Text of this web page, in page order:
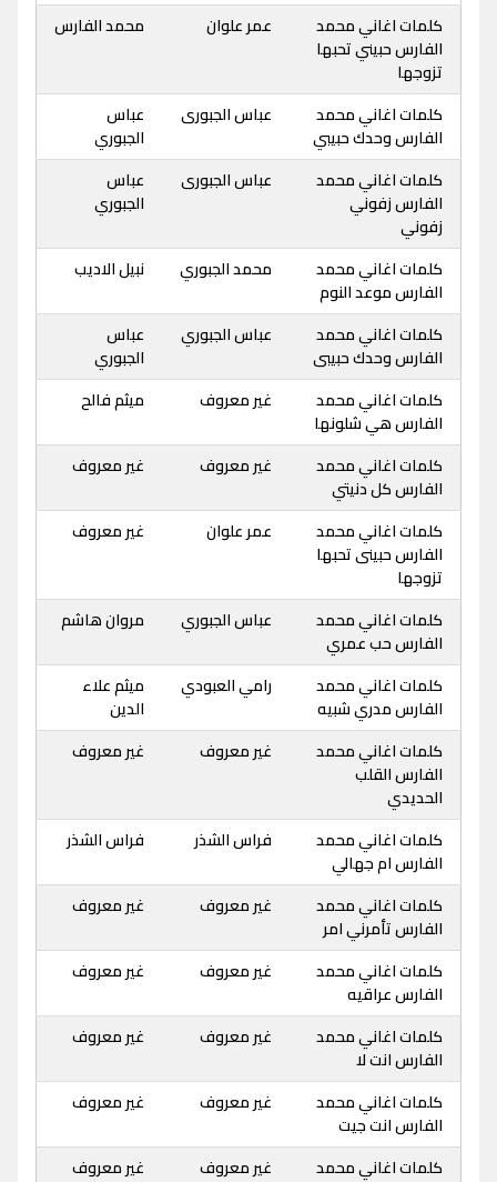
كلمات اغاني محمد
الفارس حبيني تحبها
تزوجها
عمر علوان محمد الفارس
كلمات اغاني محمد
الفارس وحدك حبيبي
عباس الجبورى
عباس
الجبوري
كلمات اغاني محمد
الفارس زفوني
زفوني
عباس الجبورى
عباس
الجبوري
كلمات اغاني محمد
الفارس موعد النوم
محمد الجبوري نبيل الاديب
كلمات اغاني محمد
الفارس وحدك حبيبى
عباس الجبوري
عباس
الجبوري
كلمات اغاني محمد
الفارس هي شلونها
غير معروف ميثم فالح
كلمات اغاني محمد
الفارس كل دنيتي
غير معروف غير معروف
كلمات اغاني محمد
الفارس حبينى تحبها
تزوجها
عمر علوان غير معروف
كلمات اغاني محمد
الفارس حب عمري
عباس الجبوري مروان هاشم
كلمات اغاني محمد
الفارس مدري شبيه
رامي العبودي
ميثم علاء
الدين
كلمات اغاني محمد
الفارس القلب
الحديدي
غير معروف غير معروف
كلمات اغاني محمد
الفارس ام جهالي
فراس الشذر فراس الشذر
كلمات اغاني محمد
الفارس تأمرني امر
غير معروف غير معروف
كلمات اغاني محمد
الفارس عراقيه
غير معروف غير معروف
كلمات اغاني محمد
الفارس انت لا
غير معروف غير معروف
كلمات اغاني محمد
الفارس انت جيت
غير معروف غير معروف
كلمات اغاني محمد
غير معروف غير معروف